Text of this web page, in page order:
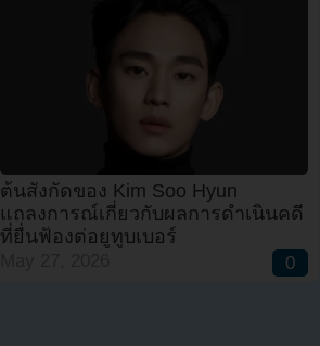
ต้นสังกัดของ Kim Soo Hyun
แถลงการณ์เกี่ยวกับผลการดำเนินคดี
ที่ยื่นฟ้องต่อยูทูบเบอร์
0